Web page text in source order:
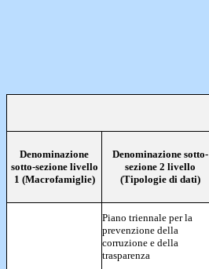
Denominazione
sotto-sezione livello
1 (Macrofamiglie)
Denominazione sotto-
sezione 2 livello
(Tipologie di dati)
Piano triennale per la
prevenzione della
corruzione e della
trasparenza